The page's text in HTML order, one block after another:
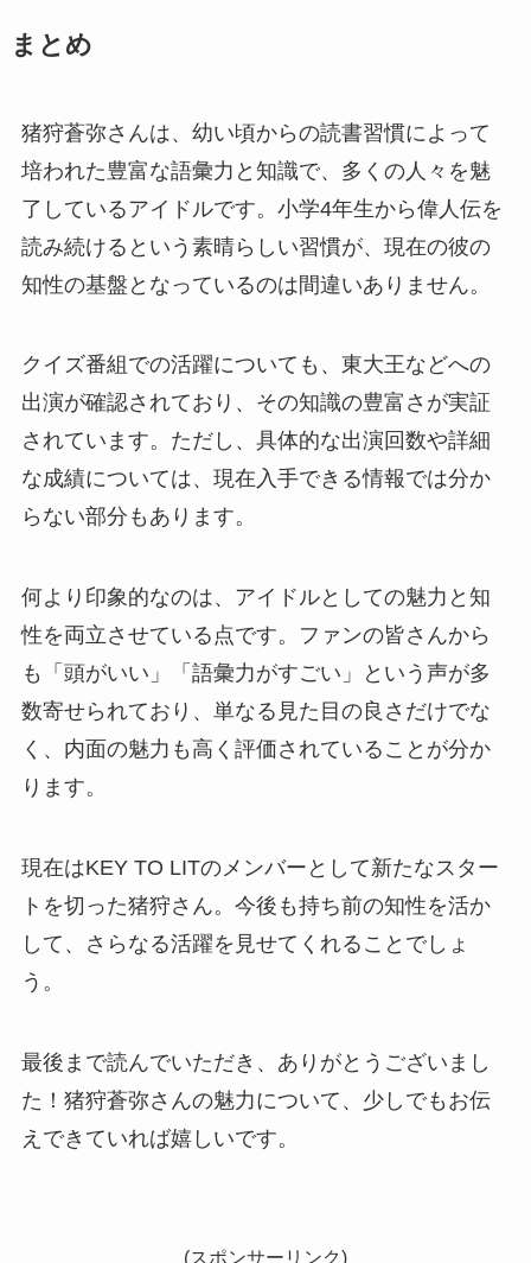
まとめ
猪狩蒼弥さんは、幼い頃からの読書習慣によって
培われた豊富な語彙力と知識で、多くの人々を魅
了しているアイドルです。小学4年生から偉人伝を
読み続けるという素晴らしい習慣が、現在の彼の
知性の基盤となっているのは間違いありません。
クイズ番組での活躍についても、東大王などへの
出演が確認されており、その知識の豊富さが実証
されています。ただし、具体的な出演回数や詳細
な成績については、現在入手できる情報では分か
らない部分もあります。
何より印象的なのは、アイドルとしての魅力と知
性を両立させている点です。ファンの皆さんから
も「頭がいい」「語彙力がすごい」という声が多
数寄せられており、単なる見た目の良さだけでな
く、内面の魅力も高く評価されていることが分か
ります。
現在はKEY TO LITのメンバーとして新たなスター
トを切った猪狩さん。今後も持ち前の知性を活か
して、さらなる活躍を見せてくれることでしょ
う。
最後まで読んでいただき、ありがとうございまし
た！猪狩蒼弥さんの魅力について、少しでもお伝
えできていれば嬉しいです。
(スポンサーリンク)